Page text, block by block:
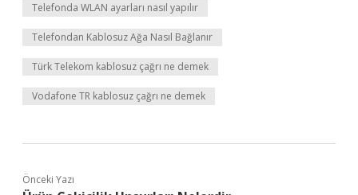
Telefonda WLAN ayarları nasıl yapılır
Telefondan Kablosuz Ağa Nasıl Bağlanır
Türk Telekom kablosuz çağrı ne demek
Vodafone TR kablosuz çağrı ne demek
Önceki Yazı